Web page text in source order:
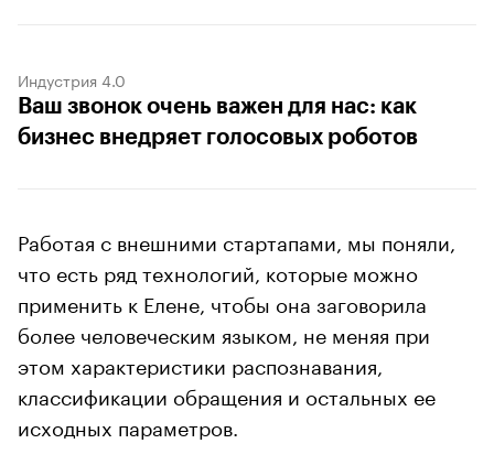
Индустрия 4.0
Ваш звонок очень важен для нас: как
бизнес внедряет голосовых роботов
Работая с внешними стартапами, мы поняли,
что есть ряд технологий, которые можно
применить к Елене, чтобы она заговорила
более человеческим языком, не меняя при
этом характеристики распознавания,
классификации обращения и остальных ее
исходных параметров.